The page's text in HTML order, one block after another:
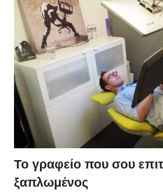
Το γραφείο που σου
ξαπλωμένος